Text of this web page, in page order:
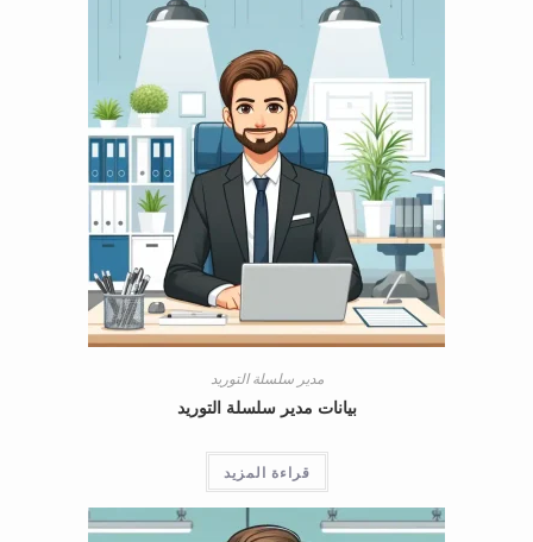
مدير سلسلة التوريد
بيانات مدير سلسلة التوريد
قراءة المزيد